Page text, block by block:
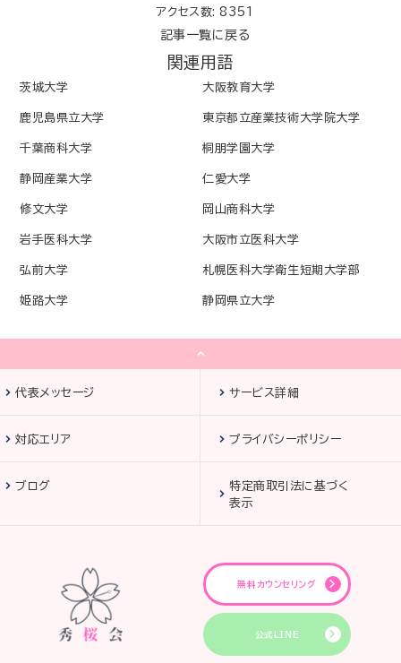
アクセス数: 8351
記事一覧に戻る
関連用語
茨城大学 大阪教育大学
鹿児島県立大学 東京都立産業技術大学院大学
千葉商科大学 桐朋学園大学
静岡産業大学 仁愛大学
修文大学 岡山商科大学
岩手医科大学 大阪市立医科大学
弘前大学 札幌医科大学衛生短期大学部
姫路大学 静岡県立大学
代表メッセージ サービス詳細
対応エリア プライバシーポリシー
ブログ
特定商取引法に基づく
表示
無料カウンセリング
公式LINE